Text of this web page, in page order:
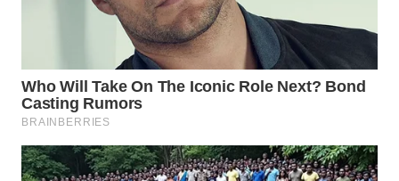
WN
BINJAI
WN
CIREBON